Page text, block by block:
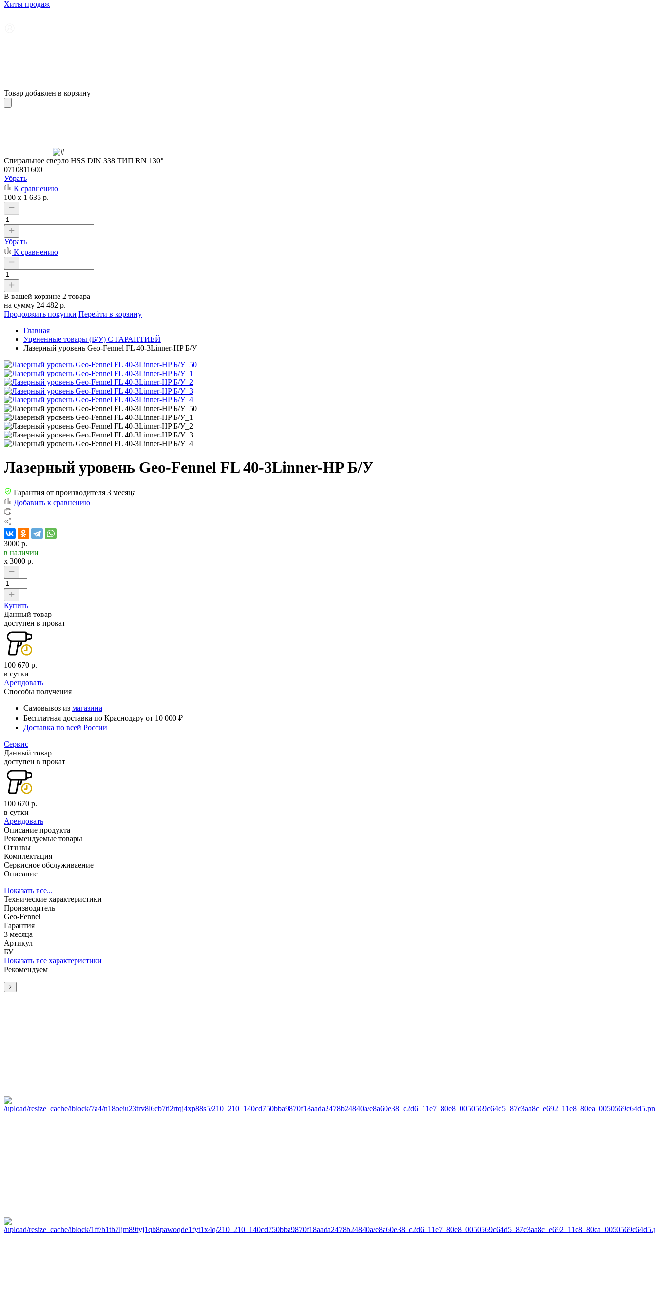
Хиты продаж
Товар добавлен в корзину
Cпиральное сверло HSS DIN 338 ТИП RN 130°
0710811600
Убрать
К сравнению
100 x 1 635 р.
Убрать
К сравнению
В вашей корзине 2 товара
на сумму 24 482 р.
Продолжить покупки Перейти в корзину
Главная
Уцененные товары (Б/У) С ГАРАНТИЕЙ
Лазерный уровень Geo-Fennel FL 40-3Linner-HP Б/У
Лазерный уровень Geo-Fennel FL 40-3Linner-HP Б/У
Гарантия от производителя 3 месяца
Добавить к сравнению
3000 р.
в наличии
x 3000 р.
Купить
Данный товар
доступен в прокат
100 670 р.
в сутки
Арендовать
Способы получения
Самовывоз из магазина
Бесплатная доставка по Краснодару от 10 000 ₽
Доставка по всей России
Сервис
Данный товар
доступен в прокат
100 670 р.
в сутки
Арендовать
Описание продукта
Рекомендуемые товары
Отзывы
Комплектация
Сервисное обслуживаение
Описание
Показать все...
Технические характеристики
Производитель
Geo-Fennel
Гарантия
3 месяца
Артикул
БУ
Показать все характеристики
Рекомендуем